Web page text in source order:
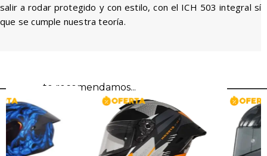
salir a rodar protegido y con estilo, con el ICH 503 integral sí
que se cumple nuestra teoría.
te recomendamos...